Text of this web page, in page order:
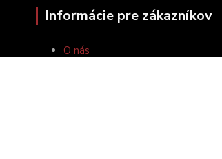
Informácie pre zákazníkov
O nás